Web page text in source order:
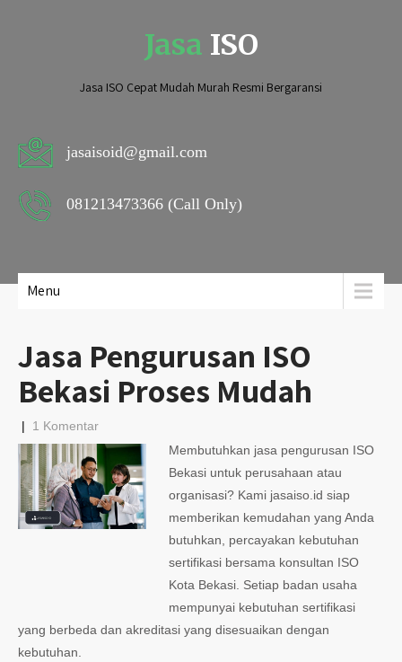
Jasa ISO
Jasa ISO Cepat Mudah Murah Resmi Bergaransi
jasaisoid@gmail.com
081213473366 (Call Only)
Menu
Jasa Pengurusan ISO
Bekasi Proses Mudah
| 1 Komentar
Membutuhkan jasa pengurusan ISO
Bekasi untuk perusahaan atau
organisasi? Kami jasaiso.id siap
memberikan kemudahan yang Anda
butuhkan, percayakan kebutuhan
sertifikasi bersama konsultan ISO
Kota Bekasi. Setiap badan usaha
mempunyai kebutuhan sertifikasi
yang berbeda dan akreditasi yang disesuaikan dengan
kebutuhan.